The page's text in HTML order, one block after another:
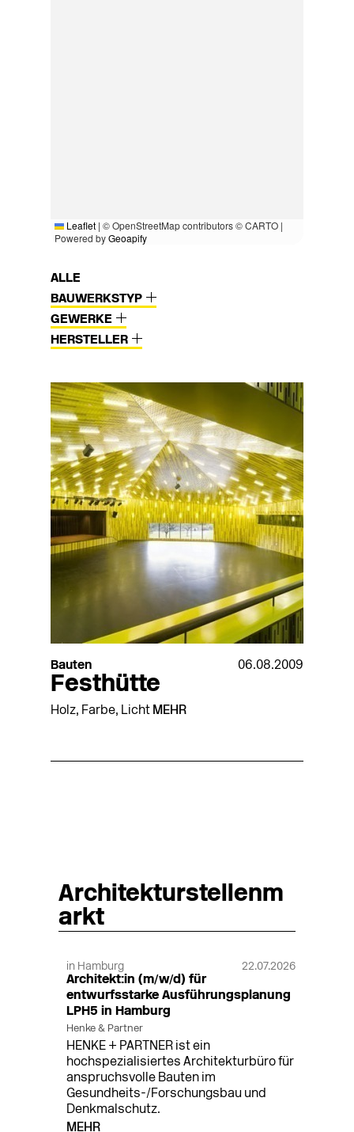
Leaflet | © OpenStreetMap contributors © CARTO |
Powered byGeoapify
ALLE
BAUWERKSTYP
GEWERKE
HERSTELLER
Bauten 06.08.2009
Festhütte
Holz, Farbe, Licht MEHR
Architekturstellenm
arkt
in Hamburg 22.07.2026
Architekt:in (m/w/d) für
entwurfsstarke Ausführungsplanung
LPH5 in Hamburg
Henke & Partner
HENKE + PARTNER ist ein
hochspezialisiertes Architekturbüro für
anspruchsvolle Bauten im
Gesundheits-/Forschungsbau und
Denkmalschutz.
MEHR